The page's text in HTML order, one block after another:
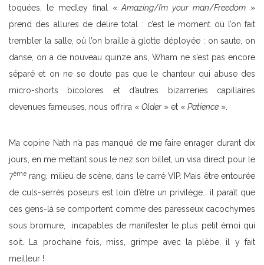
toquées, le medley final «Amazing/I’m your man/Freedom »
prend des allures de délire total : c’est le moment où l’on fait
trembler la salle, où l’on braille à glotte déployée : on saute, on
danse, on a de nouveau quinze ans, Wham ne s’est pas encore
séparé et on ne se doute pas que le chanteur qui abuse des
micro-shorts bicolores et d’autres bizarreries capillaires
devenues fameuses, nous offrira « Older » et « Patience ».
Ma copine Nath n’a pas manqué de me faire enrager durant dix
jours, en me mettant sous le nez son billet, un visa direct pour le
7ème rang, milieu de scène, dans le carré VIP. Mais être entourée
de culs-serrés poseurs est loin d’être un privilège… il paraît que
ces gens-là se comportent comme des paresseux cacochymes
sous bromure, incapables de manifester le plus petit émoi qui
soit. La prochaine fois, miss, grimpe avec la plèbe, il y fait
meilleur !